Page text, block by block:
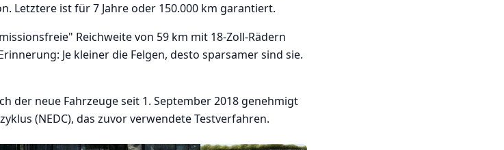
Letztere ist für 7 Jahre oder 150.000 km garantiert.
Reichweite von 59 km mit 18-Zoll-Rädern
Je kleiner die Felgen, desto sparsamer sind sie.
der neue Fahrzeuge seit 1. September 2018 genehmigt
(NEDC), das zuvor verwendete Testverfahren.